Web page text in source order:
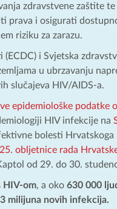
zdravstvene zaštite te
prava i osigurati
riziku za zarazu.
i Svjetska
u ubrzavanju
slučajeva HIV/AIDS-a.
epidemiološke podatke
HIV infekcije na
bolesti Hrvatskoga
25. obljetnice rada
od 29. do 30.
HIV-om, a oko 630 000
milijuna novih infekcija.